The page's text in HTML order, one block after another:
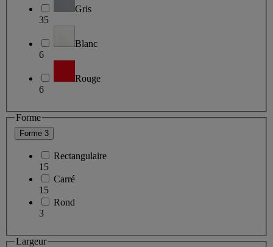
Gris
35
Blanc
6
Rouge
6
Forme
Forme 3
Rectangulaire
15
Carré
15
Rond
3
Largeur